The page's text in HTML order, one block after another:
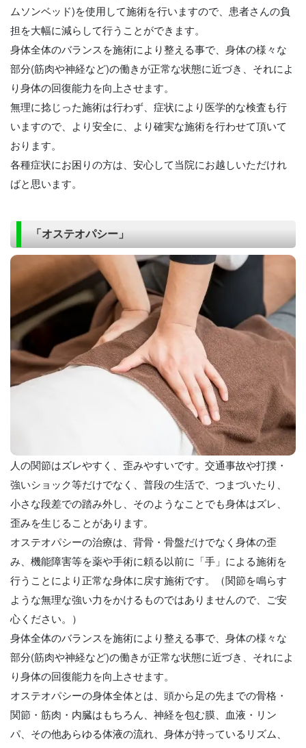
ムソンベッド)を使用して施術を行いますので、患者さんの負
担を大幅に減らして行うことができます。
身体全体のバランスを施術により整える事で、身体の様々な
部分(筋肉や神経など)の働きが正常な状態に近づき、それによ
り身体の回復能力を向上させます。
無理に捻じった施術は行わず、症状により医学的な検査も行
いますので、より安全に、より確実な施術を行わせて頂いて
おります。
各種症状にお困りの方は、安心して当院にお越しいただけれ
ばと思います。
「オステオパシー」
人の関節はズレやすく、歪みやすいです。交通事故や打撲・
強いショック等だけでなく、普段の生活で、つまづいたり、
小さな段差での踏み外し、そのようなことでも身体はズレ、
歪みを生じることがあります。
オステオパシーの治療は、背骨・骨盤だけでなく身体の歪
み、機能障害等を薬や手術に頼る以前に「手」による施術を
行うことにより正常な身体に戻す施術です。（関節を鳴らす
ような無理な強い力をかけるものではありませんので、ご安
心ください。）
身体全体のバランスを施術により整える事で、身体の様々な
部分(筋肉や神経など)の働きが正常な状態に近づき、それによ
り身体の回復能力を向上させます。
オステオパシーの身体全体とは、頭から足の先までの骨格・
関節・筋肉・内臓はもちろん、神経を包む膜、血液・リン
パ、その他あらゆる体液の流れ、身体が持っているリズム、